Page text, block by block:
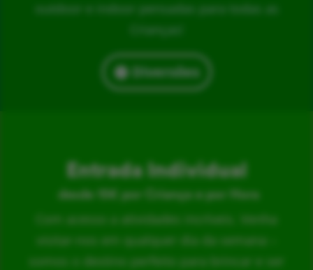
outdoor e indoor pensadas para todas as
Crianças!
Diversões
Entrada Individual
desde 15€ por Criança e por Hora
Com acesso a atividades incríveis. Venha
visitar-nos em qualquer dia da semana –
somos o destino perfeito para brincar e ser